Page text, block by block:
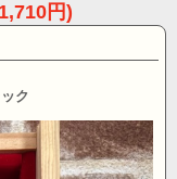
円)
ク